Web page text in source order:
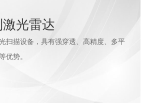
激光雷达
扫描设备，具有强穿透、高精度、多平
优势。